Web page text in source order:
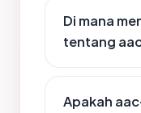
Di mana
tentang
Apakah